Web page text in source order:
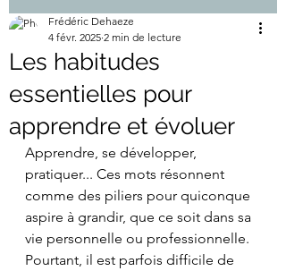
Les habitudes
essentielles pour
apprendre et évoluer
Frédéric Dehaeze
4 févr. 2025 2 min de lecture
Apprendre, se développer,
pratiquer... Ces mots résonnent
comme des piliers pour quiconque
aspire à grandir, que ce soit dans sa
vie personnelle ou professionnelle.
Pourtant, il est parfois difficile de